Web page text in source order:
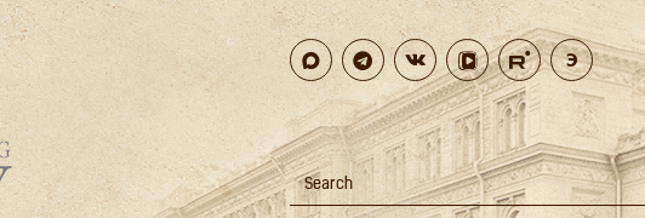
Search
Search